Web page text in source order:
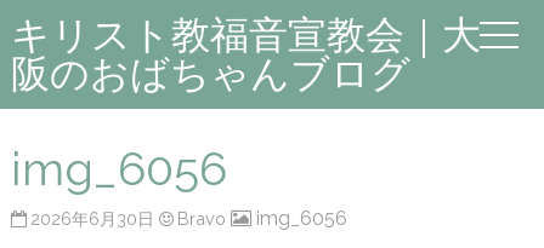
キリスト教福音宣教会｜大
阪のおばちゃんブログ
img_6056
2026年6月30日 Bravo img_6056